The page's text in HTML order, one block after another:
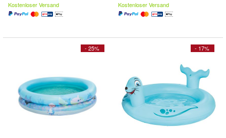
Kostenloser Versand Kostenloser Versand
- 25% - 17%